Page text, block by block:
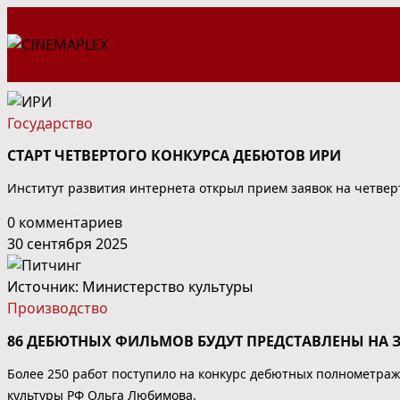
к
Государство
СТАРТ ЧЕТВЕРТОГО КОНКУРСА ДЕБЮТОВ ИРИ
Институт развития интернета открыл прием заявок на
0 комментариев
30 сентября 2025
Источник: Министерство культуры
Производство
86 ДЕБЮТНЫХ ФИЛЬМОВ БУДУТ ПРЕДСТАВЛЕНЫ НА
Более 250 работ поступило на конкурс дебютных
культуры РФ Ольга Любимова.